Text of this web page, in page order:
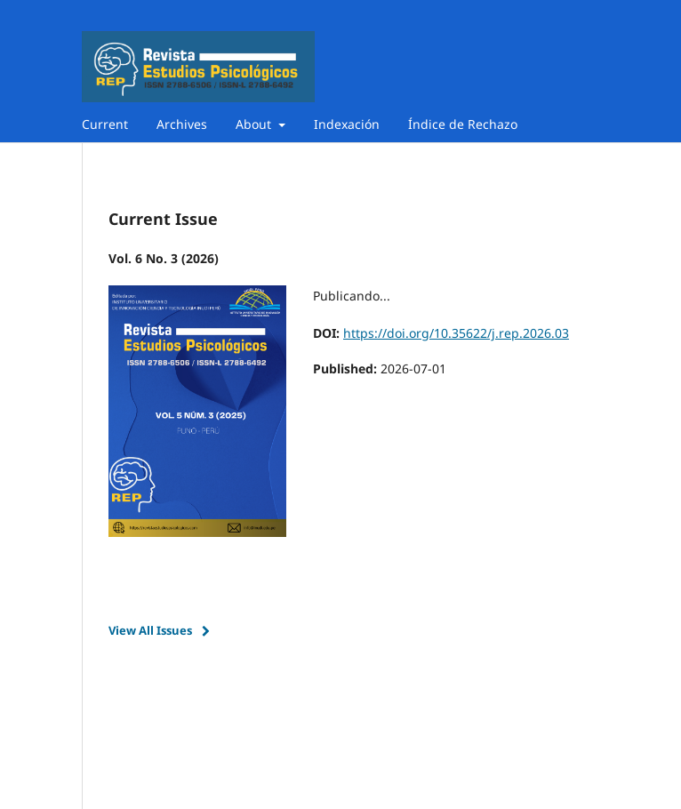
Current Archives About Indexación Índice de Rechazo
Current Issue
Vol. 6 No. 3 (2026)
Publicando...
DOI: https://doi.org/10.35622/j.rep.2026.03
Published: 2026-07-01
View All Issues